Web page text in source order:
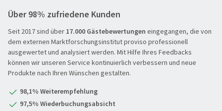
SUCHEN & BUCHEN
REISEKATEGORIE
Reisekategorie
Hochseekreuzfahrt
Leserreisen
Osterreisen
PREMIUM-Bus
Schiffsreisen
REISEZIEL
Deutschland
Über 98% zufriedene Kunden
Seit 2017 sind über 17.000 Gästebewertungen eingegangen, die von
dem externen Marktforschungsinstitut proviso professionell
ausgewertet und analysiert werden. Mit Hilfe Ihres Feedbacks
können wir unseren Service kontinuierlich verbessern und neue
Produkte nach Ihren Wünschen gestalten.
98,1% Weiterempfehlung
97,5% Wiederbuchungsabsicht